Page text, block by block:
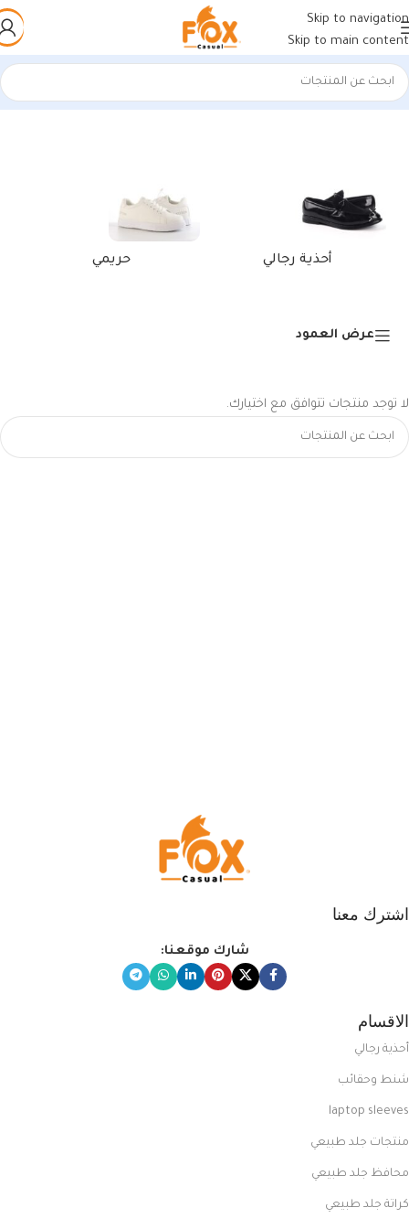
Skip to navigation
Skip to main content
الرئيسية/منتجات تحت الوسم “بلنسياقا”
أحذية رجالي حريمي
عرض العمود
لا توجد منتجات تتوافق مع اختيارك.
اشترك معنا
شارك موقعنا:
الاقسام
أحذية رجالي
شنط وحقائب
laptop sleeves
منتجات جلد طبيعي
محافظ جلد طبيعي
كراتة جلد طبيعي